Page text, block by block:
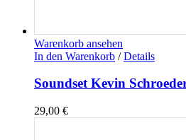
Warenkorb ansehen
In den Warenkorb / Details
Soundset Kevin
29,00 €